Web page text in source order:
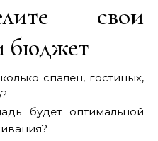
свои
бюджет
спален, гостиных,
будет оптимальной